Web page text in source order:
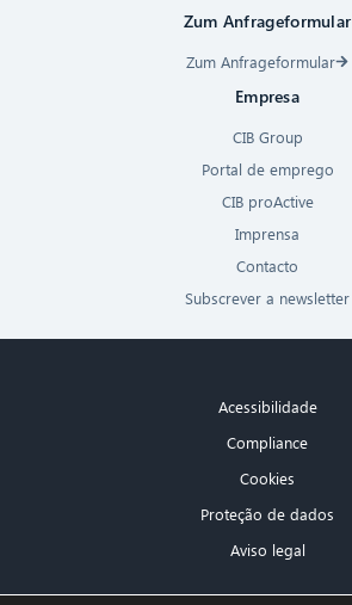
Zum Anfrageformular
Zum Anfrageformular
Empresa
CIB Group
Portal de emprego
CIB proActive
Imprensa
Contacto
Subscrever a newsletter
Acessibilidade
Compliance
Cookies
Proteção de dados
Aviso legal